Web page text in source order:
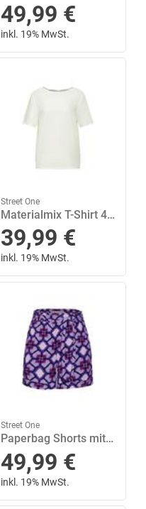
49,99 €
inkl. 19% MwSt.
Street One
Materialmix T-Shirt 42 - Off White
39,99 €
inkl. 19% MwSt.
Street One
Paperbag Shorts mit Print 34 - Bellflower Lilac
49,99 €
inkl. 19% MwSt.